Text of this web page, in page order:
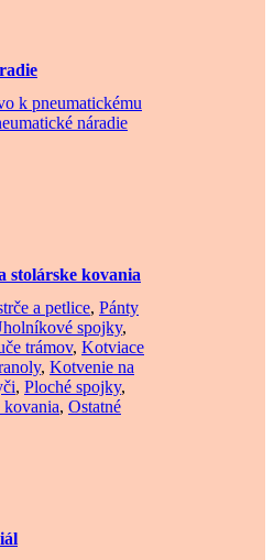
k pneumatickému
náradie
stolárske kovania
a petlice, Pánty
spojky,
trámov, Kotviace
, Kotvenie na
, Ploché spojky,
, Ostatné